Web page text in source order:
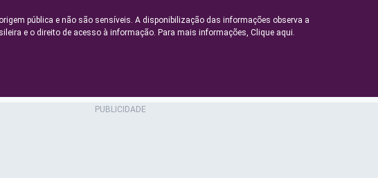
pública e não são sensíveis. A disponibilização das informações observa a
e o direito de acesso à informação. Para mais informações, Clique aqui.